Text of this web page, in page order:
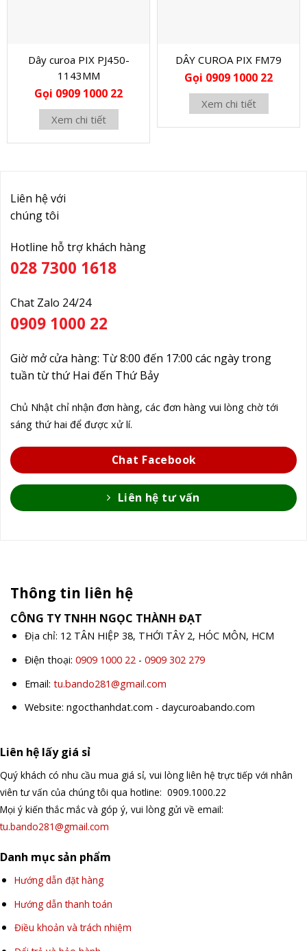
Dây curoa PIX PJ450-
1143MM
Gọi 0909 1000 22
Xem chi tiết
DÂY CUROA PIX FM79
Gọi 0909 1000 22
Xem chi tiết
Liên hệ với
chúng tôi
Hotline hỗ trợ khách hàng
028 7300 1618
Chat Zalo 24/24
0909 1000 22
Giờ mở cửa hàng: Từ 8:00 đến 17:00 các ngày trong
tuần từ thứ Hai đến Thứ Bảy
Chủ Nhật chỉ nhận đơn hàng, các đơn hàng vui lòng chờ tới
sáng thứ hai để được xử lí.
Chat Facebook
Liên hệ tư vấn
Thông tin liên hệ
CÔNG TY TNHH NGỌC THÀNH ĐẠT
Địa chỉ: 12 TÂN HIỆP 38, THỚI TÂY 2, HÓC MÔN, HCM
Điện thoại: 0909 1000 22- 0909 302 279
Email: tu.bando281@gmail.com
Website: ngocthanhdat.com - daycuroabando.com
Liên hệ lấy giá sỉ
Quý khách có nhu cầu mua giá sỉ, vui lòng liên hệ trực tiếp với nhân
viên tư vấn của chúng tôi qua hotline: 0909.1000.22
Mọi ý kiến thắc mắc và góp ý, vui lòng gửi về email:
tu.bando281@gmail.com
Danh mục sản phẩm
Hướng dẫn đặt hàng
Hướng dẫn thanh toán
Điều khoản và trách nhiệm